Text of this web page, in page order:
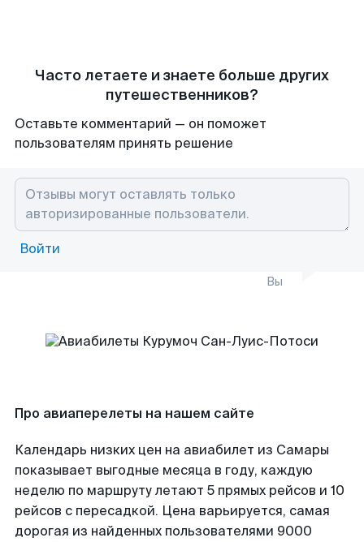
Часто летаете и знаете больше других
путешественников?
Оставьте комментарий — он поможет
пользователям принять решение
Войти
Вы
Про авиаперелеты на нашем сайте
Календарь низких цен на авиабилет из Самары
показывает выгодные месяца в году, каждую
неделю по маршруту летают 5 прямых рейсов и 10
рейсов с пересадкой. Цена варьируется, самая
дорогая из найденных пользователями 9000